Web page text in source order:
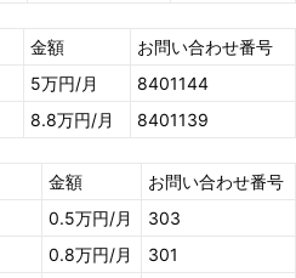
金額
お問い合わせ番号
5万円/月
8401144
8.8万円/月 8401139
金額
お問い合わせ番号
0.5万円/月
303
0.8万円/月
301